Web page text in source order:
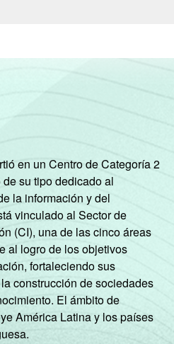
cultura,
e
outras
de
87
que declararam ter
com 10 ou mais pessoas
os seguintes
2.0 (C, F, G, H, I, J, L, M,
entre setembro e
en un Centro de Categoría 2
su tipo dedicado al
la información y del
vinculado al Sector de
(CI), una de las cinco áreas
al logro de los objetivos
fortaleciendo sus
construcción de sociedades
El ámbito de
América Latina y los países